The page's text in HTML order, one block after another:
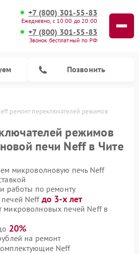
+7 (800) 301-55-83
Ежедневно, с 10:00 до 20:00
+7 (800) 301-55-83
Звонок бесплатный по РФ
Позвонить
ремонт переключателей режимов
режимов
печи Neff в Чите
микроволновую печь Neff
работы по ремонту
Neff до 3-х лет
микроволновых печей Neff в
20%
на ремонт
Neff